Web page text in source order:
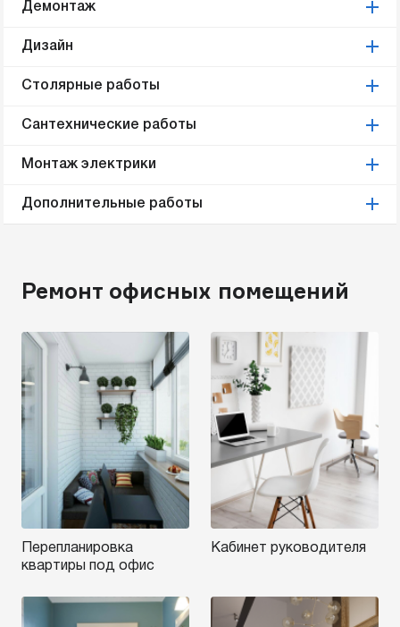
Демонтаж
Дизайн
Столярные работы
Сантехнические работы
Монтаж электрики
Дополнительные работы
Ремонт офисных помещений
Перепланировка
квартиры под офис
Кабинет руководителя